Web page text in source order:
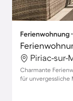
Ferienwohnung
Charmante
für unvergessliche